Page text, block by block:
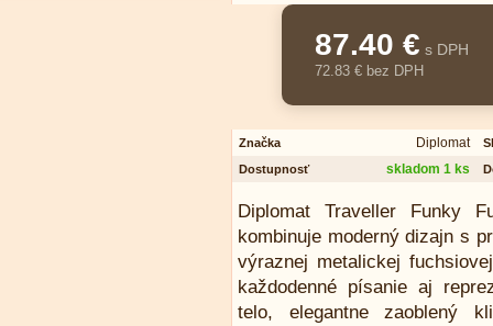
87.40 € s DPH
72.83 € bez DPH
Značka Diplomat
Dostupnosť
skladom 1 ks
Diplomat Traveller Funky
kombinuje moderný dizajn s
výraznej metalickej
každodenné písanie aj
telo, elegantne zaoblený